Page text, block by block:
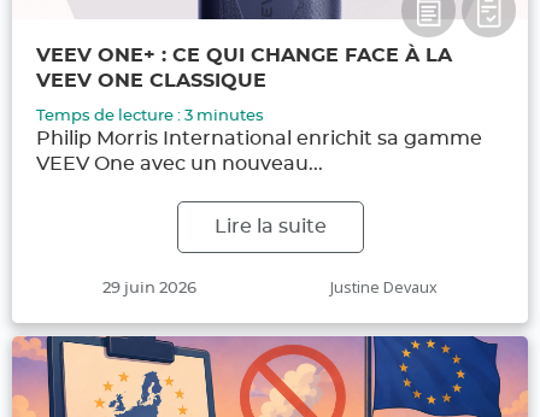
VEEV ONE+ : CE QUI CHANGE FACE À LA
VEEV ONE CLASSIQUE
Temps de lecture : 3 minutes
Philip Morris International enrichit sa gamme
VEEV One avec un nouveau...
Lire la suite
Publié
29 juin 2026 Auteur
Justine Devaux